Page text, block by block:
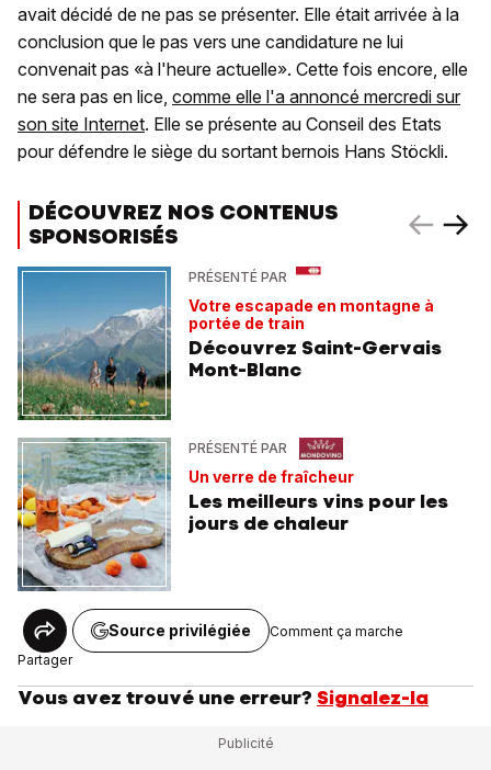
avait décidé de ne pas se présenter. Elle était arrivée à la
conclusion que le pas vers une candidature ne lui
convenait pas «à l'heure actuelle». Cette fois encore, elle
ne sera pas en lice, comme elle l'a annoncé mercredi sur
son site Internet. Elle se présente au Conseil des Etats
pour défendre le siège du sortant bernois Hans Stöckli.
DÉCOUVREZ NOS CONTENUS
SPONSORISÉS
PRÉSENTÉ PAR
Votre escapade en montagne à
portée de train
Découvrez Saint-Gervais
Mont-Blanc
PRÉSENTÉ PAR
Un verre de fraîcheur
Les meilleurs vins pour les
jours de chaleur
Partager
Source privilégiée Comment ça marche
Vous avez trouvé une erreur? Signalez-la